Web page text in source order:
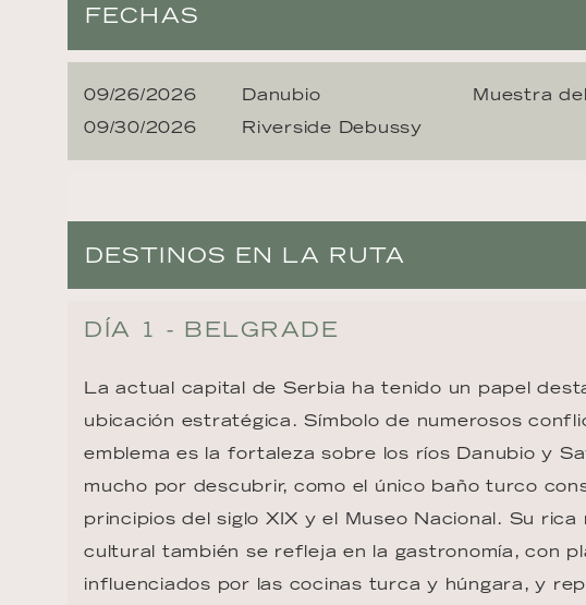
FECHAS
09/26/2026
09/30/2026
Danubio
Riverside Debussy
Muestra
DESTINOS EN LA RUTA
DÍA 1 - BELGRADE
La actual capital de Serbia ha tenido un papel
ubicación estratégica. Símbolo de numerosos
emblema es la fortaleza sobre los ríos Danubio y
mucho por descubrir, como el único baño turco
principios del siglo XIX y el Museo Nacional. Su rica
cultural también se refleja en la gastronomía, con
influenciados por las cocinas turca y húngara, y